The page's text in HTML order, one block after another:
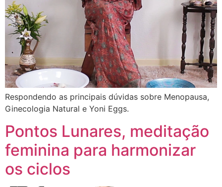
Respondendo as principais dúvidas sobre Menopausa,
Ginecologia Natural e Yoni Eggs.
Pontos Lunares, meditação
feminina para harmonizar
os ciclos